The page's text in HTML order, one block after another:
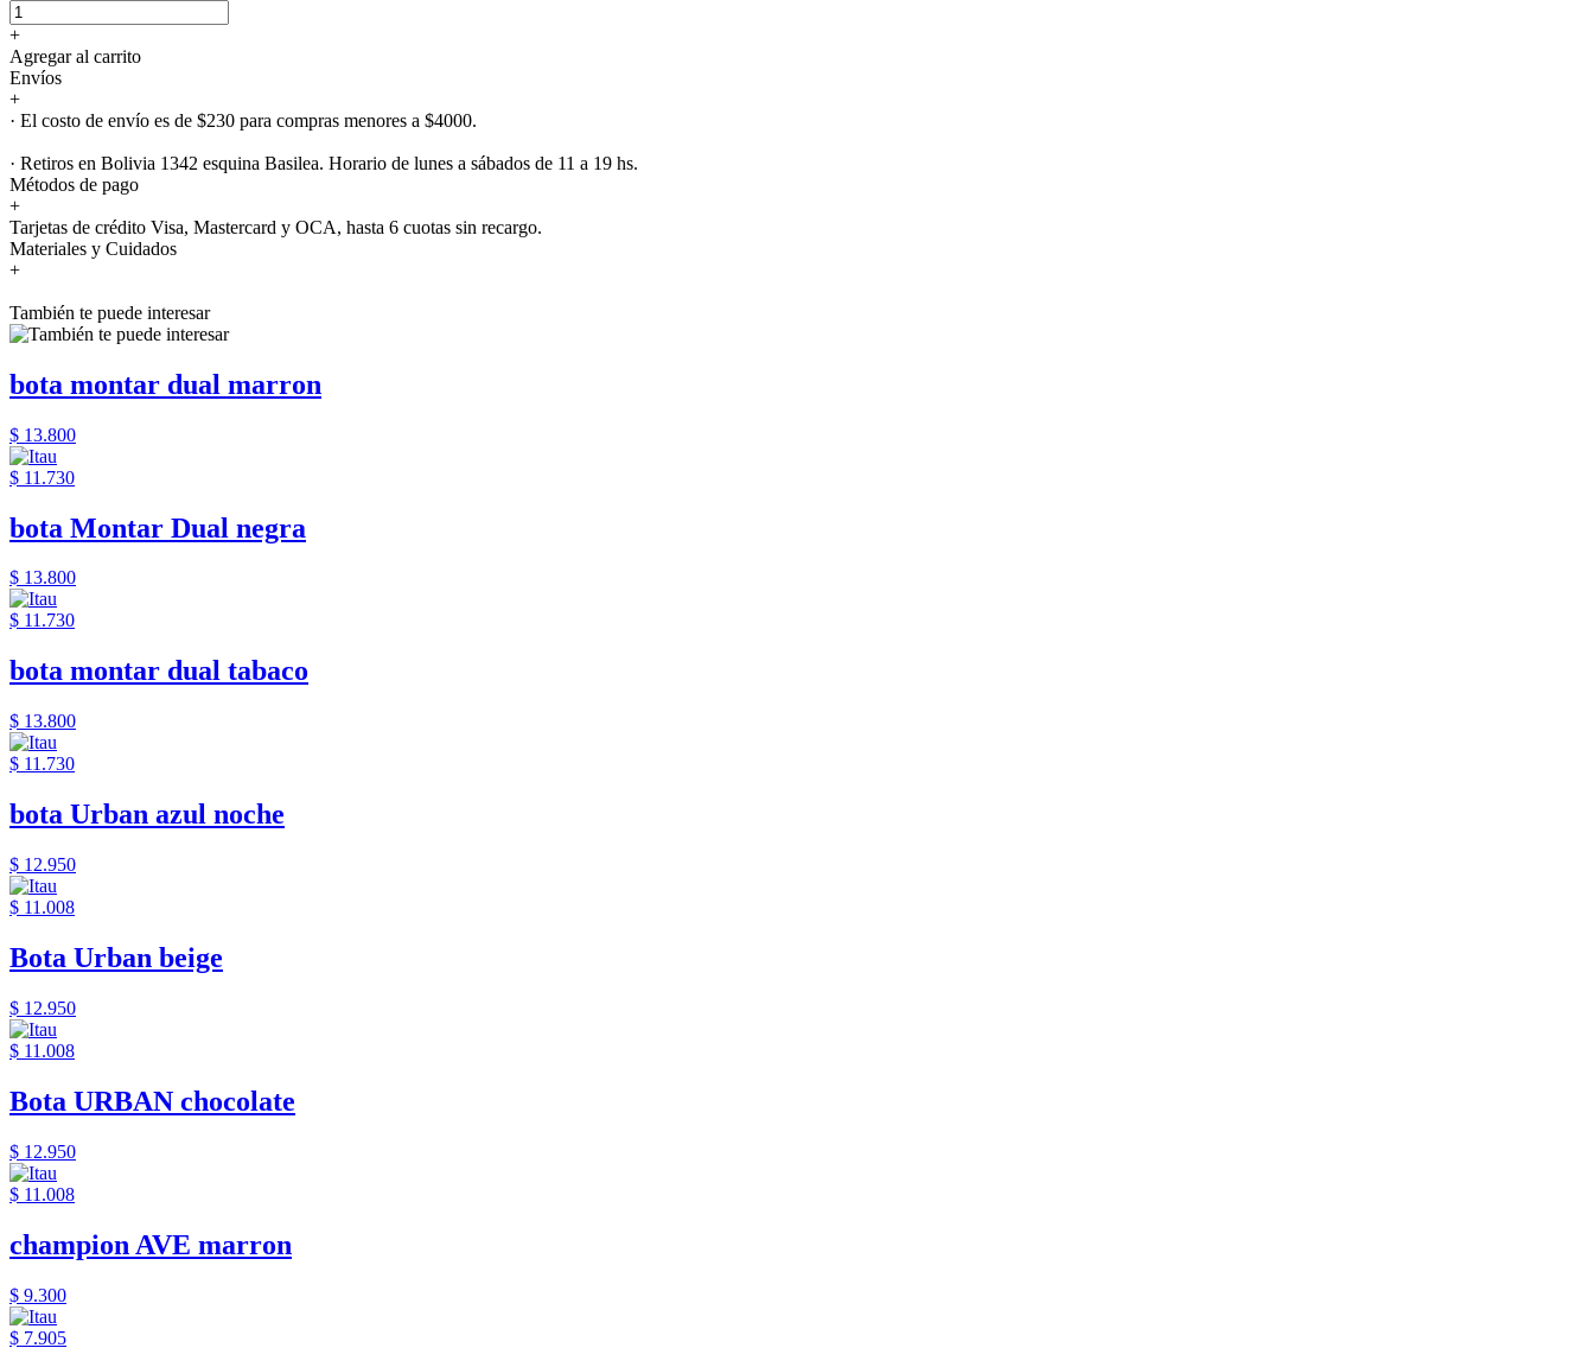
+
Agregar al carrito
Envíos
+
· El costo de envío es de $230 para compras menores a $4000.
· Retiros en Bolivia 1342 esquina Basilea. Horario de lunes a sábados de 11 a 19 hs.
Métodos de pago
+
Tarjetas de crédito Visa, Mastercard y OCA, hasta 6 cuotas sin recargo.
Materiales y Cuidados
+
También te puede interesar
bota montar dual marron
$ 13.800
$ 11.730
bota Montar Dual negra
$ 13.800
$ 11.730
bota montar dual tabaco
$ 13.800
$ 11.730
bota Urban azul noche
$ 12.950
$ 11.008
Bota Urban beige
$ 12.950
$ 11.008
Bota URBAN chocolate
$ 12.950
$ 11.008
champion AVE marron
$ 9.300
$ 7.905